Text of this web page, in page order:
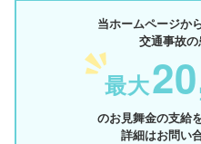
当ホームページか
交通事故の
最大
のお見舞金の支給
詳細はお問い